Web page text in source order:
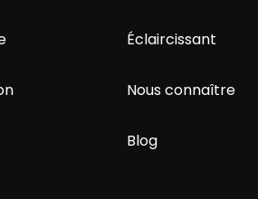
Éclaircissant
Nous connaître
Blog